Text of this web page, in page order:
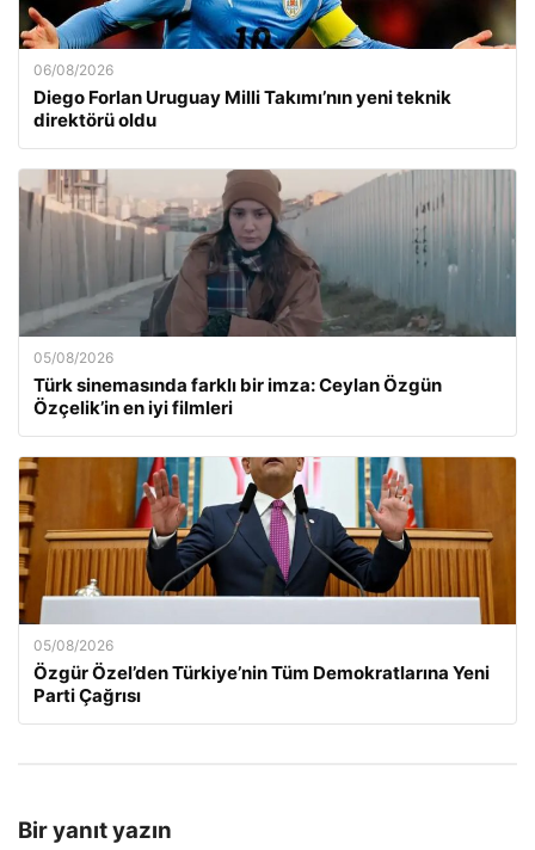
06/08/2026
Diego Forlan Uruguay Milli Takımı’nın yeni teknik
direktörü oldu
05/08/2026
Türk sinemasında farklı bir imza: Ceylan Özgün
Özçelik’in en iyi filmleri
05/08/2026
Özgür Özel’den Türkiye’nin Tüm Demokratlarına Yeni
Parti Çağrısı
Bir yanıt yazın